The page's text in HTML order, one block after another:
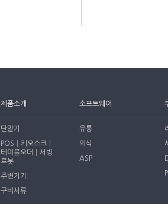
제품소개
단말기
POS│키오스크│
테이블오더│서빙
로봇
주변기기
구비서류
소프트웨어
유통
외식
ASP